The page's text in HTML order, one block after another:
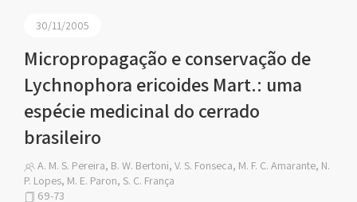
30/11/2005
Micropropagação e conservação de
Lychnophora ericoides Mart.: uma
espécie medicinal do cerrado
brasileiro
A. M. S. Pereira, B. W. Bertoni, V. S. Fonseca, M. F. C. Amarante, N.
P. Lopes, M. E. Paron, S. C. França
69-73